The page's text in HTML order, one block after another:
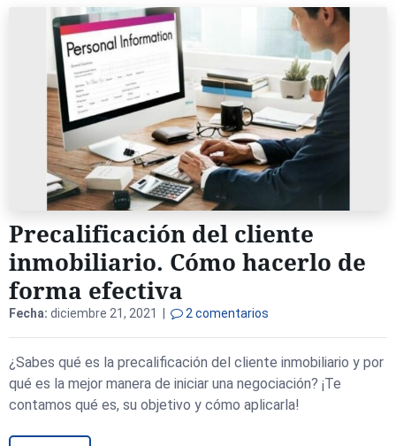
Precalificación del cliente
inmobiliario. Cómo hacerlo de
forma efectiva
Fecha: diciembre 21, 2021 | 2 comentarios
¿Sabes qué es la precalificación del cliente inmobiliario y por
qué es la mejor manera de iniciar una negociación? ¡Te
contamos qué es, su objetivo y cómo aplicarla!